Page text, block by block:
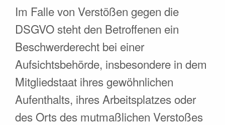
Im Falle von Verstößen gegen die
DSGVO steht den Betroffenen ein
Beschwerderecht bei einer
Aufsichtsbehörde, insbesondere in dem
Mitgliedstaat ihres gewöhnlichen
Aufenthalts, ihres Arbeitsplatzes oder
des Orts des mutmaßlichen Verstoßes